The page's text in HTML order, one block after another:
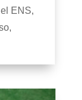
ENS,